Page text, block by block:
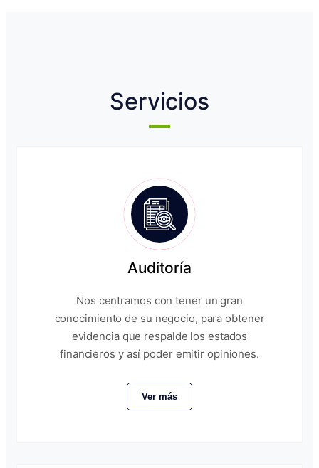
Servicios
Auditoría
Nos centramos con tener un gran
conocimiento de su negocio, para obtener
evidencia que respalde los estados
financieros y así poder emitir opiniones.
Ver más